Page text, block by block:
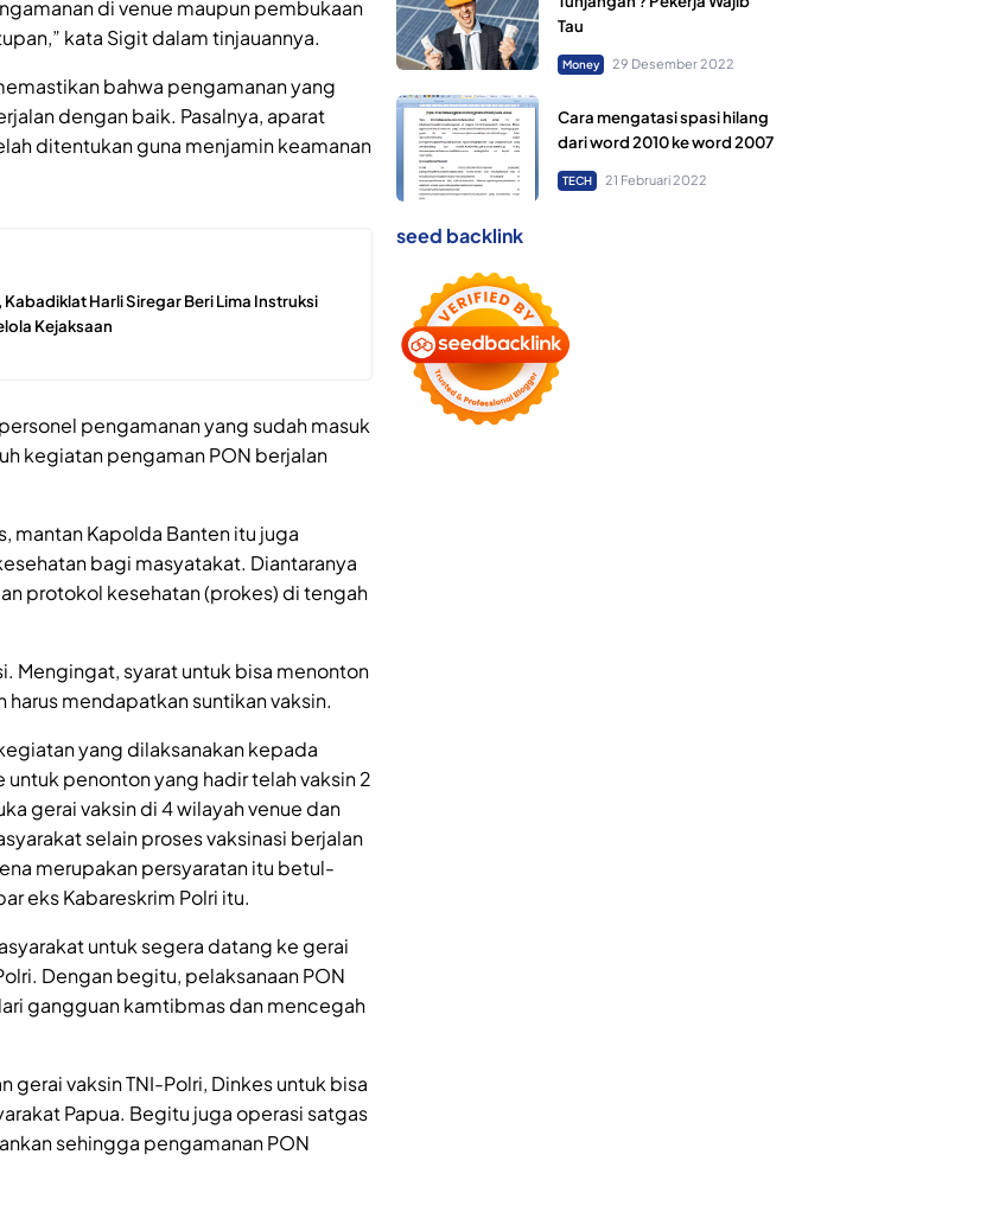
di venue maupun pembukaan
kata Sigit dalam tinjauannya.
bahwa pengamanan yang
dengan baik. Pasalnya, aparat
ditentukan guna menjamin keamanan
Harli Siregar Beri Lima Instruksi
Kejaksaan
pengamanan yang sudah masuk
kegiatan pengaman PON berjalan
mantan Kapolda Banten itu juga
bagi masyatakat. Diantaranya
protokol kesehatan (prokes) di tengah
Mengingat, syarat untuk bisa menonton
mendapatkan suntikan vaksin.
yang dilaksanakan kepada
penonton yang hadir telah vaksin 2
gerai vaksin di 4 wilayah venue dan
selain proses vaksinasi berjalan
merupakan persyaratan itu betul-
eks Kabareskrim Polri itu.
untuk segera datang ke gerai
Dengan begitu, pelaksanaan PON
gangguan kamtibmas dan mencegah
gerai vaksin TNI-Polri, Dinkes untuk bisa
Papua. Begitu juga operasi satgas
sehingga pengamanan PON
Tau
Money 29 Desember 2022
Cara mengatasi spasi hilang
dari word 2010 ke word 2007
TECH 21 Februari 2022
seed backlink